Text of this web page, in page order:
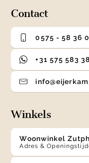
Contact
0575 - 58 36
+31 575 583
Winkels
Woonwinkel
Adres &